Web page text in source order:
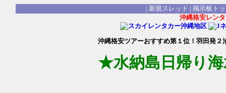
新規スレッド
掲示板ト
沖縄格安レン
沖縄格安ツアーおすすめ第１位！羽田発
★水納島日帰り